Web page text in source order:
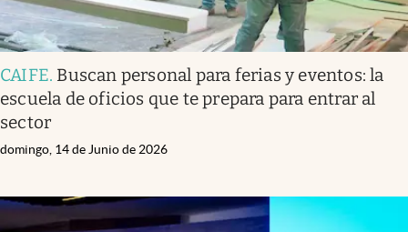
CAIFE. Buscan personal para ferias y eventos: la
escuela de oficios que te prepara para entrar al
sector
domingo, 14 de Junio de 2026